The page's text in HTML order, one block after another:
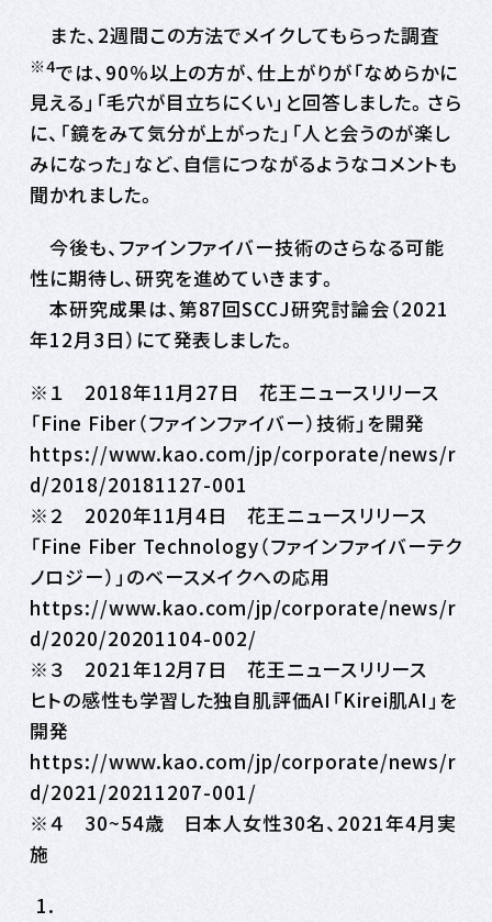
また、2週間この方法でメイクしてもらった調査
※4では、90％以上の方が、仕上がりが「なめらかに
見える」「毛穴が目立ちにくい」と回答しました。さら
に、「鏡をみて気分が上がった」「人と会うのが楽し
みになった」など、自信につながるようなコメントも
聞かれました。
今後も、ファインファイバー技術のさらなる可能
性に期待し、研究を進めていきます。
本研究成果は、第87回SCCJ研究討論会（2021
年12月3日）にて発表しました。
※１ 2018年11月27日 花王ニュースリリース
「Fine Fiber（ファインファイバー）技術」を開発
https://www.kao.com/jp/corporate/news/r
d/2018/20181127-001
※２ 2020年11月4日 花王ニュースリリース
「Fine Fiber Technology（ファインファイバーテク
ノロジー）」のベースメイクへの応用
https://www.kao.com/jp/corporate/news/r
d/2020/20201104-002/
※３ 2021年12月7日 花王ニュースリリース
ヒトの感性も学習した独自肌評価AI「Kirei肌AI」を
開発
https://www.kao.com/jp/corporate/news/r
d/2021/20211207-001/
※４ 30~54歳 日本人女性30名、2021年4月実
施